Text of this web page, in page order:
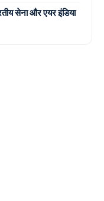
सेना और एयर इंडिया